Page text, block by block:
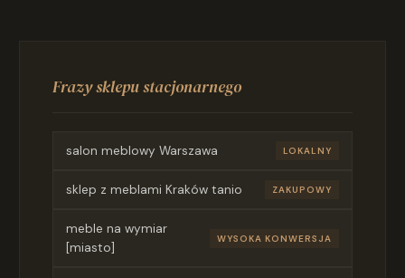
Frazy sklepu stacjonarnego
salon meblowy Warszawa LOKALNY
sklep z meblami Kraków tanio ZAKUPOWY
meble na wymiar
[miasto]
WYSOKA KONWERSJA